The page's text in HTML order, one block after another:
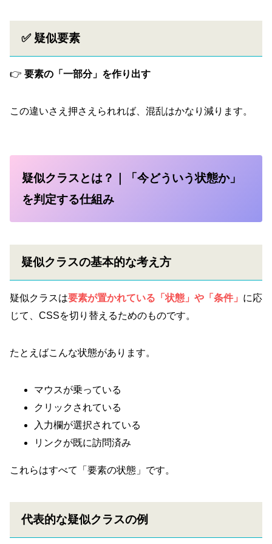
✅ 疑似要素
👉 要素の「一部分」を作り出す
この違いさえ押さえられれば、混乱はかなり減ります。
疑似クラスとは？｜「今どういう状態か」
を判定する仕組み
疑似クラスの基本的な考え方
疑似クラスは要素が置かれている「状態」や「条件」 に応
じて、CSSを切り替えるためのものです。
たとえばこんな状態があります。
マウスが乗っている
クリックされている
入力欄が選択されている
リンクが既に訪問済み
これらはすべて「要素の状態」です。
代表的な疑似クラスの例